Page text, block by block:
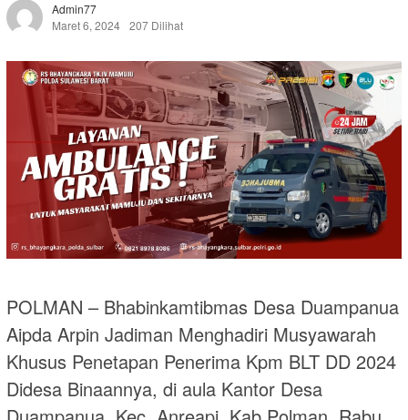
Admin77
Maret 6, 2024 207 Dilihat
POLMAN – Bhabinkamtibmas Desa Duampanua
Aipda Arpin Jadiman Menghadiri Musyawarah
Khusus Penetapan Penerima Kpm BLT DD 2024
Didesa Binaannya, di aula Kantor Desa